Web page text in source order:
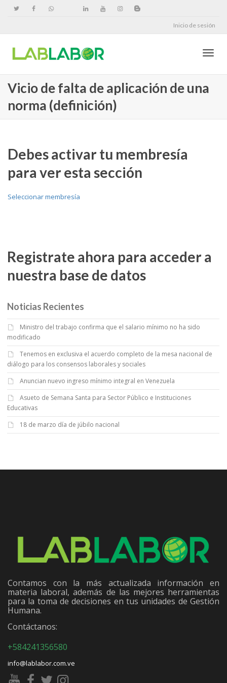
Inicio de sesión
Vicio de falta de aplicación de una
norma (definición)
Debes activar tu membresía
para ver esta sección
Seleccionar membresía
Registrate ahora para acceder a
nuestra base de datos
Noticias Recientes
Ministro del trabajo confirma que el salario mínimo no ha sido
modificado
Tenemos en exclusiva el acuerdo completo de la mesa nacional de
diálogo para los consensos laborales y sociales
Anuncian nuevo ingreso mínimo integral en Venezuela
Asueto de Semana Santa para Sector Público e Instituciones
Educativas
18 de marzo día de júbilo nacional
Contamos con la más actualizada información en
materia laboral, además de las mejores herramientas
para la toma de decisiones en tus unidades de Gestión
Humana.
Contáctanos:
+584241356580
info@lablabor.com.ve